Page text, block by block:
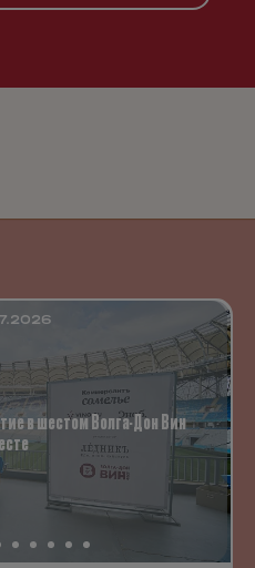
в шестом Волга-Дон Вин